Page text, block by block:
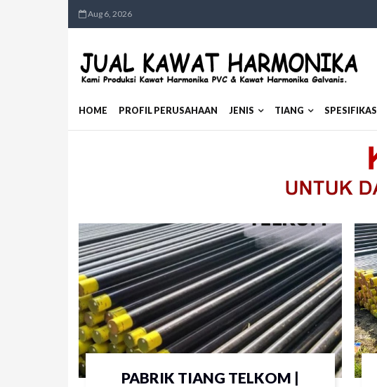
Aug 6, 2026
HOME PROFIL PERUSAHAAN JENIS TIANG SPESIFIKASI
PABRIK TIANG TELKOM |